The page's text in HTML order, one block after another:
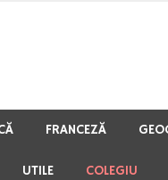
FRANCEZĂ
UTILE COLEGIU